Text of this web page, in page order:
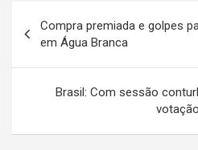
de
Post
Compra premiada e golpes
em Água Branca
Brasil: Com sessão